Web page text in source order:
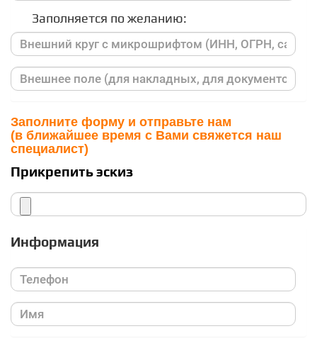
Заполняется по желанию:
Заполните форму и отправьте нам
(в ближайшее время с Вами свяжется наш
специалист)
Прикрепить эскиз
Информация